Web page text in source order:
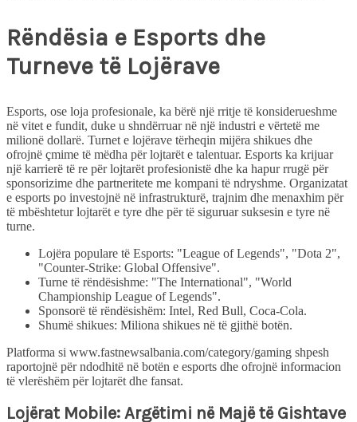
Rëndësia e Esports dhe
Turneve të Lojërave
Esports, ose loja profesionale, ka bërë një rritje të konsiderueshme
në vitet e fundit, duke u shndërruar në një industri e vërtetë me
milionë dollarë. Turnet e lojërave tërheqin mijëra shikues dhe
ofrojnë çmime të mëdha për lojtarët e talentuar. Esports ka krijuar
një karrierë të re për lojtarët profesionistë dhe ka hapur rrugë për
sponsorizime dhe partneritete me kompani të ndryshme. Organizatat
e esports po investojnë në infrastrukturë, trajnim dhe menaxhim për
të mbështetur lojtarët e tyre dhe për të siguruar suksesin e tyre në
turne.
Lojëra populare të Esports: "League of Legends", "Dota 2",
"Counter-Strike: Global Offensive".
Turne të rëndësishme: "The International", "World
Championship League of Legends".
Sponsorë të rëndësishëm: Intel, Red Bull, Coca-Cola.
Shumë shikues: Miliona shikues në të gjithë botën.
Platforma si www.fastnewsalbania.com/category/gaming shpesh
raportojnë për ndodhitë në botën e esports dhe ofrojnë informacion
të vlerëshëm për lojtarët dhe fansat.
Lojërat Mobile: Argëtimi në Majë të Gishtave